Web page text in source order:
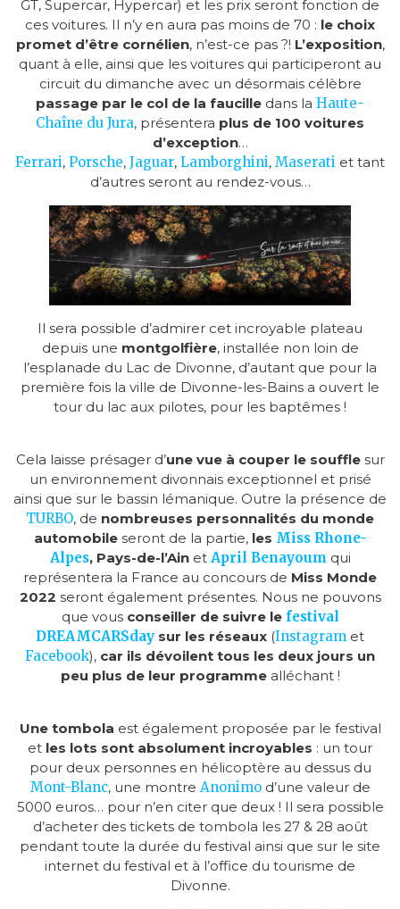
GT, Supercar, Hypercar) et les prix seront fonction de
ces voitures. Il n’y en aura pas moins de 70 : le choix
promet d’être cornélien, n’est-ce pas ?! L’exposition,
quant à elle, ainsi que les voitures qui participeront au
circuit du dimanche avec un désormais célèbre
passage par le col de la faucille dans la Haute-
Chaîne du Jura, présentera plus de 100 voitures
d’exception…
Ferrari, Porsche, Jaguar, Lamborghini, Maserati et tant
d’autres seront au rendez-vous…
Il sera possible d’admirer cet incroyable plateau
depuis une montgolfière, installée non loin de
l’esplanade du Lac de Divonne, d’autant que pour la
première fois la ville de Divonne-les-Bains a ouvert le
tour du lac aux pilotes, pour les baptêmes !
Cela laisse présager d’une vue à couper le soufflesur
un environnement divonnais exceptionnel et prisé
ainsi que sur le bassin lémanique. Outre la présence de
TURBO, de nombreuses personnalités du monde
automobileseront de la partie, les Miss Rhone-
Alpes, Pays-de-l’Ainet April Benayoum qui
représentera la France au concours de Miss Monde
2022 seront également présentes. Nous ne pouvons
que vous conseiller de suivre le festival
DREAMCARSday sur les réseaux (Instagram et
Facebook), car ils dévoilent tous les deux jours un
peu plus de leur programmealléchant !
Une tombola est également proposée par le festival
et les lots sont absolument incroyables : un tour
pour deux personnes en hélicoptère au dessus du
Mont-Blanc, une montre Anonimod’une valeur de
5000 euros… pour n’en citer que deux ! Il sera possible
d’acheter des tickets de tombola les 27 & 28 août
pendant toute la durée du festival ainsi que sur le site
internet du festival et à l’office du tourisme de
Divonne.